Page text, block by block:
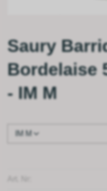
Saury
Bordelaise
- IM M
IM M